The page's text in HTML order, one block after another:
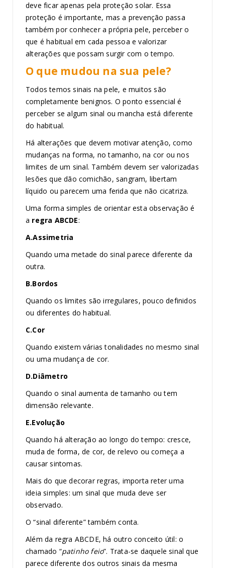
deve ficar apenas pela proteção solar. Essa
proteção é importante, mas a prevenção passa
também por conhecer a própria pele, perceber o
que é habitual em cada pessoa e valorizar
alterações que possam surgir com o tempo.
O que mudou na sua pele?
Todos temos sinais na pele, e muitos são
completamente benignos. O ponto essencial é
perceber se algum sinal ou mancha está diferente
do habitual.
Há alterações que devem motivar atenção, como
mudanças na forma, no tamanho, na cor ou nos
limites de um sinal. Também devem ser valorizadas
lesões que dão comichão, sangram, libertam
líquido ou parecem uma ferida que não cicatriza.
Uma forma simples de orientar esta observação é
a regra ABCDE:
A.Assimetria
Quando uma metade do sinal parece diferente da
outra.
B.Bordos
Quando os limites são irregulares, pouco definidos
ou diferentes do habitual.
C.Cor
Quando existem várias tonalidades no mesmo sinal
ou uma mudança de cor.
D.Diâmetro
Quando o sinal aumenta de tamanho ou tem
dimensão relevante.
E.Evolução
Quando há alteração ao longo do tempo: cresce,
muda de forma, de cor, de relevo ou começa a
causar sintomas.
Mais do que decorar regras, importa reter uma
ideia simples: um sinal que muda deve ser
observado.
O “sinal diferente” também conta.
Além da regra ABCDE, há outro conceito útil: o
chamado “patinho feio”. Trata-se daquele sinal que
parece diferente dos outros sinais da mesma